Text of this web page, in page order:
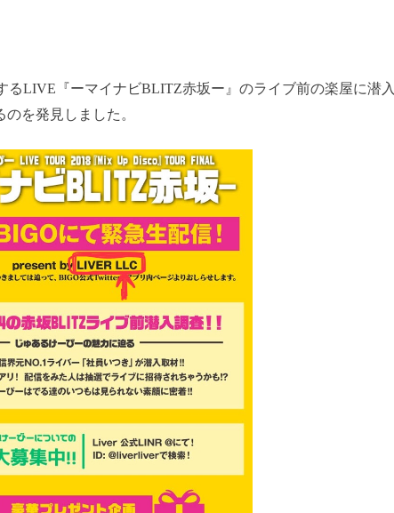
るLIVE『ーマイナビBLITZ赤坂ー』のライブ前の楽屋に潜入
を発見しました。